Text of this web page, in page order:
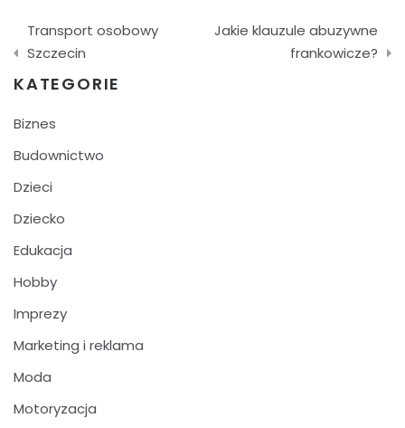
Nawigacja
wpisu
Transport osobowy
Szczecin
Jakie klauzule abuzywne
frankowicze?
KATEGORIE
Biznes
Budownictwo
Dzieci
Dziecko
Edukacja
Hobby
Imprezy
Marketing i reklama
Moda
Motoryzacja